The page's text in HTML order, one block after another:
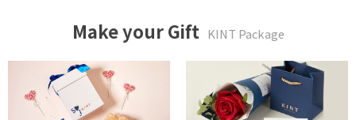
Make your Gift KINT Package
두근두근 박스 패키지
59,900 WON